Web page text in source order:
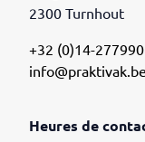
2300 Turnhout
+32 (0)14-277990
info@praktivak.be
Heures de